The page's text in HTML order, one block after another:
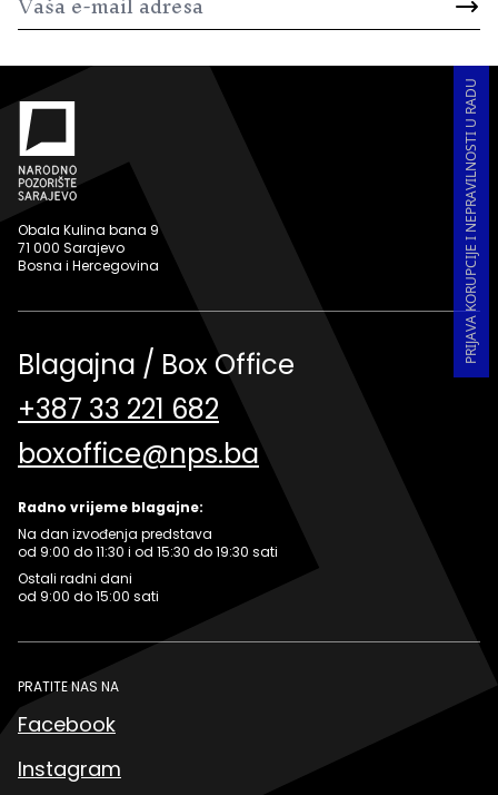
PRIJAVA KORUPCIJE I NEPRAVILNOSTI U RADU
Obala Kulina bana 9
71 000 Sarajevo
Bosna i Hercegovina
Blagajna / Box Office
+387 33 221 682
boxoffice@nps.ba
Radno vrijeme blagajne:
Na dan izvođenja predstava
od 9:00 do 11:30 i od 15:30 do 19:30 sati
Ostali radni dani
od 9:00 do 15:00 sati
PRATITE NAS NA
Facebook
Instagram